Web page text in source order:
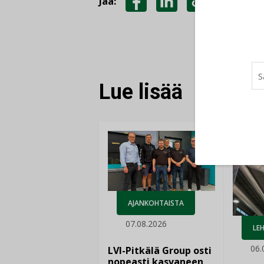
Lue lisää
AJANKOHTAISTA
07.08.2026
LVI-Pitkälä Group osti